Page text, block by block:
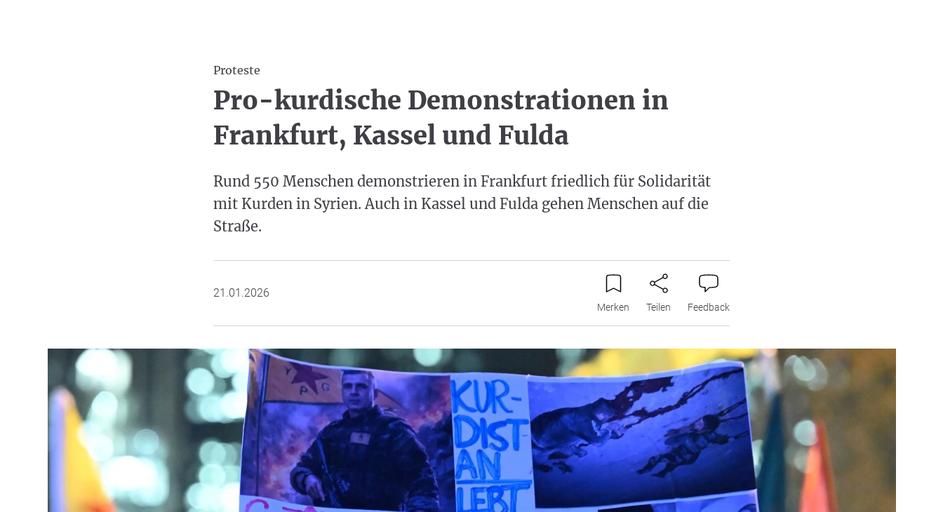
Proteste
Pro-kurdische Demonstrationen in
Frankfurt, Kassel und Fulda
Rund 550 Menschen demonstrieren in Frankfurt friedlich für Solidarität
mit Kurden in Syrien. Auch in Kassel und Fulda gehen Menschen auf die
Straße.
21.01.2026
Merken Teilen Feedback